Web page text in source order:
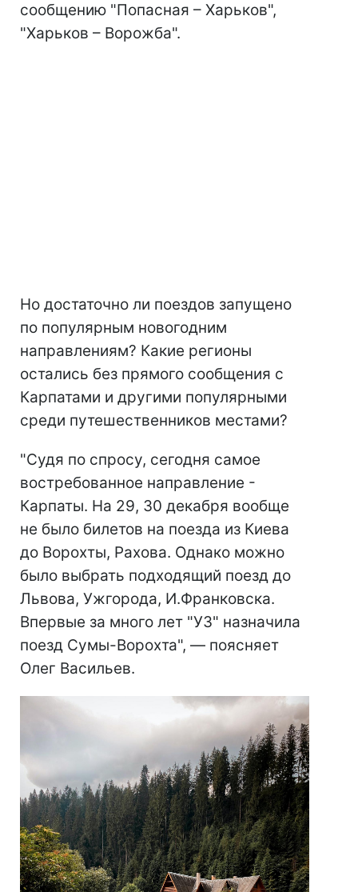
сообщению "Попасная – Харьков",
"Харьков – Ворожба".
Но достаточно ли поездов запущено
по популярным новогодним
направлениям? Какие регионы
остались без прямого сообщения с
Карпатами и другими популярными
среди путешественников местами?
"Судя по спросу, сегодня самое
востребованное направление -
Карпаты. На 29, 30 декабря вообще
не было билетов на поезда из Киева
до Ворохты, Рахова. Однако можно
было выбрать подходящий поезд до
Львова, Ужгорода, И.Франковска.
Впервые за много лет "УЗ" назначила
поезд Сумы-Ворохта", — поясняет
Олег Васильев.